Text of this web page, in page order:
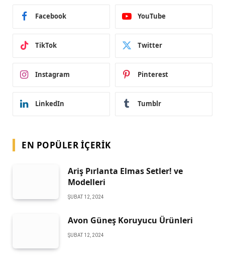
Facebook YouTube
TikTok Twitter
Instagram Pinterest
LinkedIn Tumblr
EN POPÜLER İÇERIK
Ariş Pırlanta Elmas Setler! ve
Modelleri
ŞUBAT 12, 2024
Avon Güneş Koruyucu Ürünleri
ŞUBAT 12, 2024